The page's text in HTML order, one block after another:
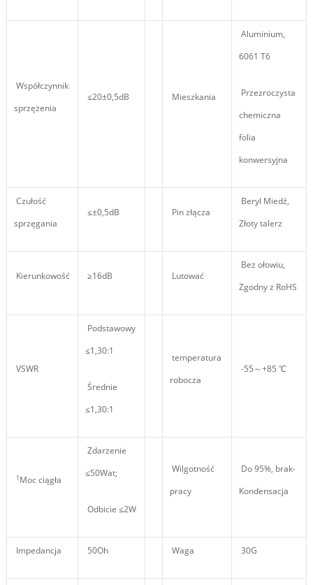
Współczynnik
sprzężenia
≤20±0,5dB Mieszkania
Aluminium,
6061 T6
Przezroczysta
chemiczna
folia
konwersyjna
Czułość
sprzęgania
≤±0,5dB Pin złącza
Beryl Miedź,
Złoty talerz
Kierunkowość ≥16dB Lutować
Bez ołowiu,
Zgodny z RoHS
VSWR
Podstawowy
≤1,30:1
Średnie
≤1,30:1
temperatura
robocza
-55～+85 ℃
1 Moc ciągła
Zdarzenie
≤50Wat;
Odbicie ≤2W
Wilgotność
pracy
Do 95%, brak-
Kondensacja
Impedancja 50Oh Waga 30G